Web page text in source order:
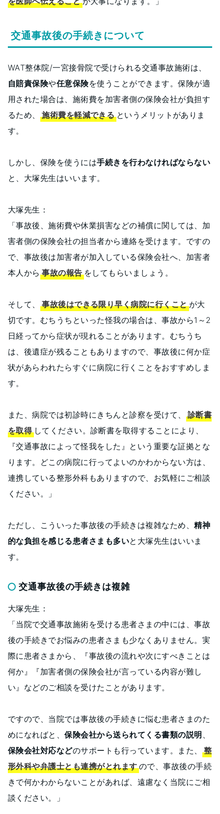
交通事故後の手続きについて
WAT整体院/一宮接骨院で受けられる交通事故施術は、
自賠責保険や任意保険を使うことができます。保険が適
用された場合は、施術費を加害者側の保険会社が負担す
るため、
施術費を軽減できるというメリットがありま
す。
しかし、保険を使うには手続きを行わなければならない
と、大塚先生はいいます。
大塚先生：
「事故後、施術費や休業損害などの補償に関しては、加
害者側の保険会社の担当者から連絡を受けます。ですの
で、事故後は加害者が加入している保険会社へ、加害者
本人から 事故の報告をしてもらいましょう。
そして、 事故後はできる限り早く病院に行くことが大
切です。むちうちといった怪我の場合は、事故から1～2
日経ってから症状が現れることがあります。むちうち
は、後遺症が残ることもありますので、事故後に何か症
状があらわれたらすぐに病院に行くことをおすすめしま
す。
また、病院では初診時にきちんと診察を受けて、
診断書
を取得してください。診断書を取得することにより、
『交通事故によって怪我をした』という重要な証拠とな
ります。どこの病院に行ってよいのかわからない方は、
連携している整形外科もありますので、お気軽にご相談
ください。」
ただし、こういった事故後の手続きは複雑なため、精神
的な負担を感じる患者さまも多いと大塚先生はいいま
す。
交通事故後の手続きは複雑
大塚先生：
「当院で交通事故施術を受ける患者さまの中には、事故
後の手続きでお悩みの患者さまも少なくありません。実
際に患者さまから、『事故後の流れや次にすべきことは
何か』『加害者側の保険会社が言っている内容が難し
い』などのご相談を受けたことがあります。
ですので、当院では事故後の手続きに悩む患者さまのた
めになればと、保険会社から送られてくる書類の説明 、
保険会社対応などのサポートも行っています。また、
整
形外科や弁護士とも連携がとれますので、事故後の手続
きで何かわからないことがあれば、遠慮なく当院にご相
談ください。」